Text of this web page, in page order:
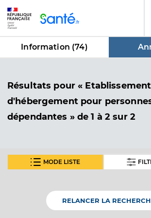
Information (74)
Résultats dans Annuaire
pour « Etablissement
d'hébergement pour
dépendantes »de 1 à 2 sur 2
MODE LISTE
âgées dépendantes
Etablissement de
RELANCER LA